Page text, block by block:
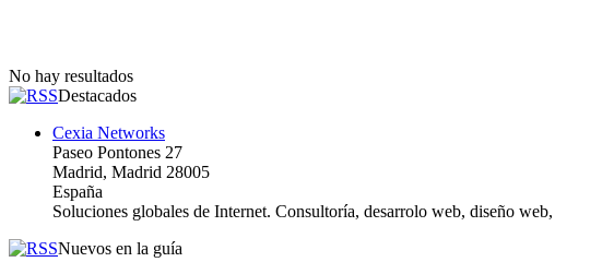
No hay resultados
Destacados
Cexia Networks
Paseo Pontones 27
Madrid, Madrid 28005
España
Soluciones globales de Internet. Consultoría, desarrolo web, diseño web,
Nuevos en la guía